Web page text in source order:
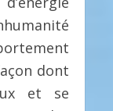
dont
et se